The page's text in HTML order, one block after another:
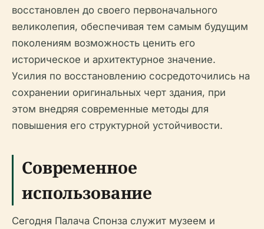
восстановлен до своего первоначального
великолепия, обеспечивая тем самым будущим
поколениям возможность ценить его
историческое и архитектурное значение.
Усилия по восстановлению сосредоточились на
сохранении оригинальных черт здания, при
этом внедряя современные методы для
повышения его структурной устойчивости.
Современное
использование
Сегодня Палача Спонза служит музеем и